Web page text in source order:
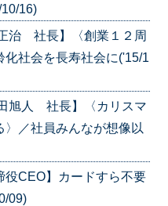
16)
治 社長】〈創業１２周
社会を長寿社会に('15/1
旭人 社長】〈カリスマ
／社員みんなが想像以
CEO】カードすら不要
09)